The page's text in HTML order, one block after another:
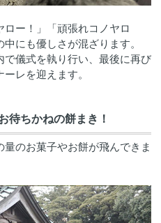
ー！」「頑張れコノヤロ
にも優しさが混ざります。
儀式を執り行い、最後に再び
レを迎えます。
待ちかねの餅まき！
のお菓子やお餅が飛んできま